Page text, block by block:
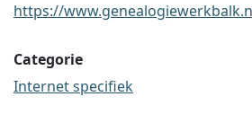
https://
Categorie
Internet specifiek